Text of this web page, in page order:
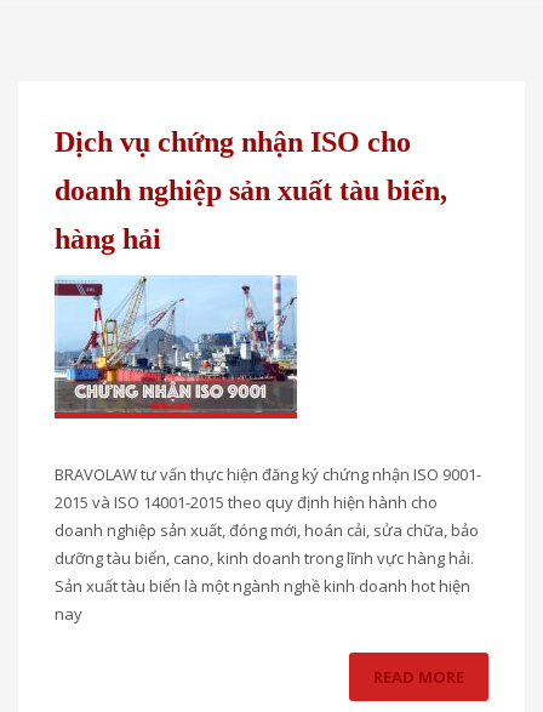
Dịch vụ chứng nhận ISO cho
doanh nghiệp sản xuất tàu biển,
hàng hải
BRAVOLAW tư vấn thực hiện đăng ký chứng nhận ISO 9001-
2015 và ISO 14001-2015 theo quy định hiện hành cho
doanh nghiệp sản xuất, đóng mới, hoán cải, sửa chữa, bảo
dưỡng tàu biển, cano, kinh doanh trong lĩnh vực hàng hải.
Sản xuất tàu biển là một ngành nghề kinh doanh hot hiện
nay
READ MORE